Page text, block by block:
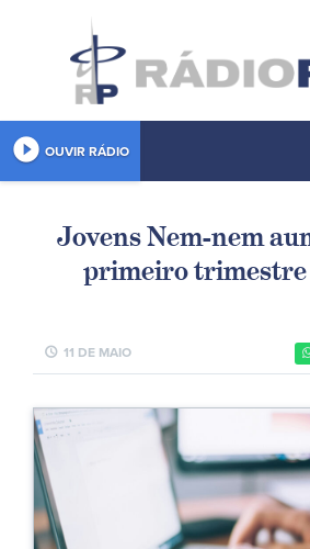
play_circle_filled OUVIR RÁDIO
Jovens Nem-nem
primeiro trimestre
schedule 11 DE MAIO